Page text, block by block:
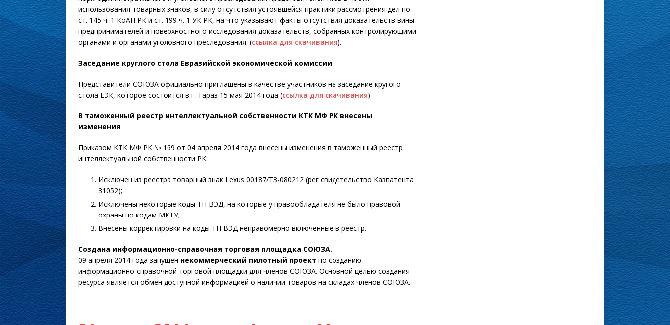
использования товарных знаков, в силу отсутствия устоявшейся практики рассмотрения дел по
ст. 145 ч. 1 КоАП РК и ст. 199 ч. 1 УК РК, на что указывают факты отсутствия доказательств вины
предпринимателей и поверхностного исследования доказательств, собранных контролирующими
органами и органами уголовного преследования. (ссылка для скачивания).
Заседание круглого стола Евразийской экономической комиссии
Представители СОЮЗА официально приглашены в качестве участников на заседание кругого
стола ЕЭК, которое состоится в г. Тараз 15 мая 2014 года (ссылка для скачивания)
В таможенный реестр интеллектуальной собственности КТК МФ РК внесены
изменения
Приказом КТК МФ РК № 169 от 04 апреля 2014 года внесены изменения в таможенный реестр
интеллектуальной собственности РК:
Исключен из реестра товарный знак Lexus 00187/ТЗ-080212 (рег свидетельство Казпатента
31052);
Исключены некоторые коды ТН ВЭД, на которые у правообладателя не было правовой
охраны по кодам МКТУ;
Внесены корректировки на коды ТН ВЭД неправомерно включенные в реестр.
Создана информационно-справочная торговая площадка СОЮЗА.
09 апреля 2014 года запущен некоммерческий пилотный проект по созданию
информационно-справочной торговой площадки для членов СОЮЗА. Основной целью создания
ресурса является обмен доступной информацией о наличии товаров на складах членов СОЮЗА.